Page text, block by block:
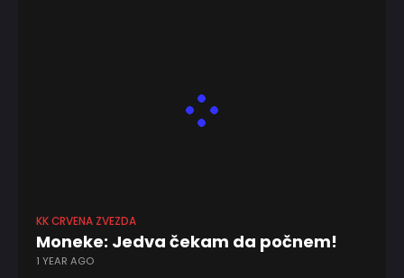
KK CRVENA ZVEZDA
Moneke: Jedva čekam da počnem!
1 YEAR AGO